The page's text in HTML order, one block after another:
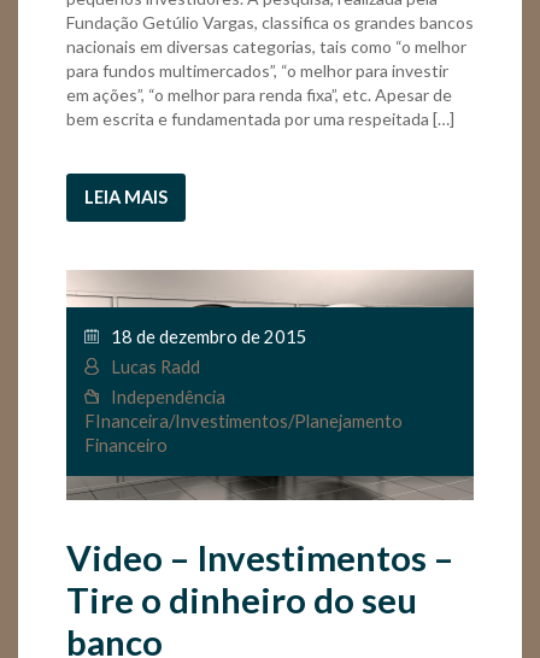
Fundação Getúlio Vargas, classifica os grandes bancos
nacionais em diversas categorias, tais como “o melhor
para fundos multimercados”, “o melhor para investir
em ações”, “o melhor para renda fixa”, etc. Apesar de
bem escrita e fundamentada por uma respeitada […]
LEIA MAIS
18 de dezembro de 2015
Lucas Radd
Independência
FInanceira/Investimentos/Planejamento
Financeiro
Video – Investimentos –
Tire o dinheiro do seu
banco